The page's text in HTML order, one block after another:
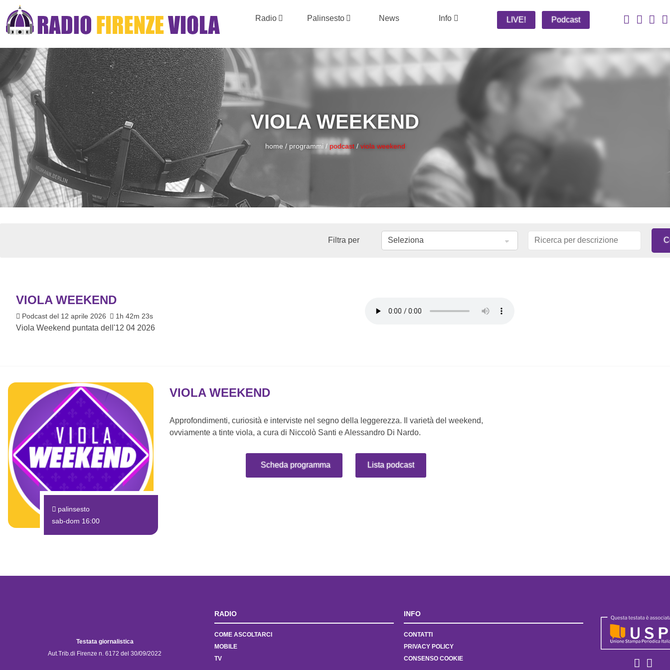
Radio Palinsesto News Info LIVE! Podcast
VIOLA WEEKEND
home / programmi / podcast/ viola weekend
Filtra per
VIOLA WEEKEND
Podcast del 12 aprile 2026 1h 42m 23s
Viola Weekend puntata dell'12 04 2026
palinsesto
sab-dom 16:00
VIOLA WEEKEND
Approfondimenti, curiosità e interviste nel segno della leggerezza. Il varietà del weekend,
ovviamente a tinte viola, a cura di Niccolò Santi e Alessandro Di Nardo.
Scheda programma Lista podcast
Testata giornalistica
Aut.Trib.di Firenze n. 6172 del 30/09/2022
RADIO
COME ASCOLTARCI
MOBILE
TV
INFO
CONTATTI
PRIVACY POLICY
CONSENSO COOKIE